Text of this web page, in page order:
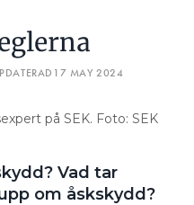
17 MAY 2024
på SEK. Foto: SEK
Vad tar
om åskskydd?